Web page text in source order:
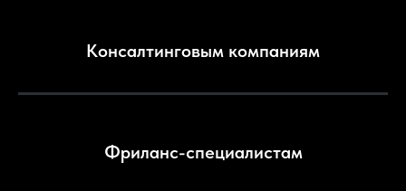
Консалтинговым компаниям
Фриланс-специалистам